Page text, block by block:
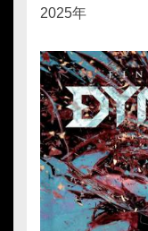
2025年